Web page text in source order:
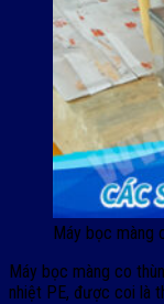
Máy bọc màng
Máy bọc màng co
nhiệt PE, được coi là